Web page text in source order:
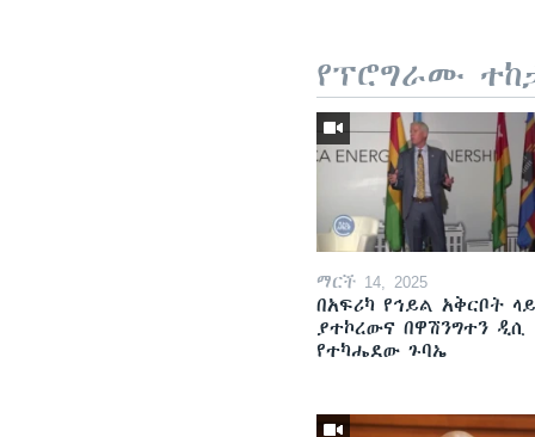
የፕሮግራሙ
ማርች 14, 2025
በአፍሪካ የኅይል አቅርቦት
ያተኮረውና በዋሽንግተን ዲሲ
የተካሔደው ጉባኤ